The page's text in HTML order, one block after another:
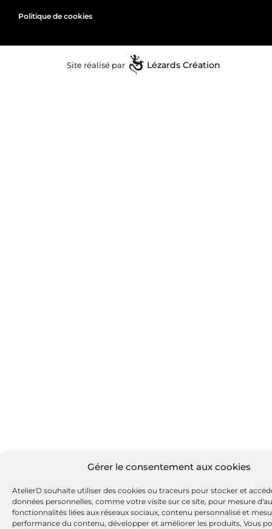
Gérer le consentement aux cookies
AtelierD souhaite utiliser des cookies ou traceurs pour stocker et
données personnelles, comme votre visite sur ce site, pour mesure
fonctionnalités liées aux réseaux sociaux, contenu personnalisé et
performance du contenu, développer et améliorer les produits, Vous
Politique de cookies
Site réalisé par Lézards Création